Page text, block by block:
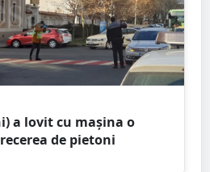
a lovit cu mașina o
de pietoni